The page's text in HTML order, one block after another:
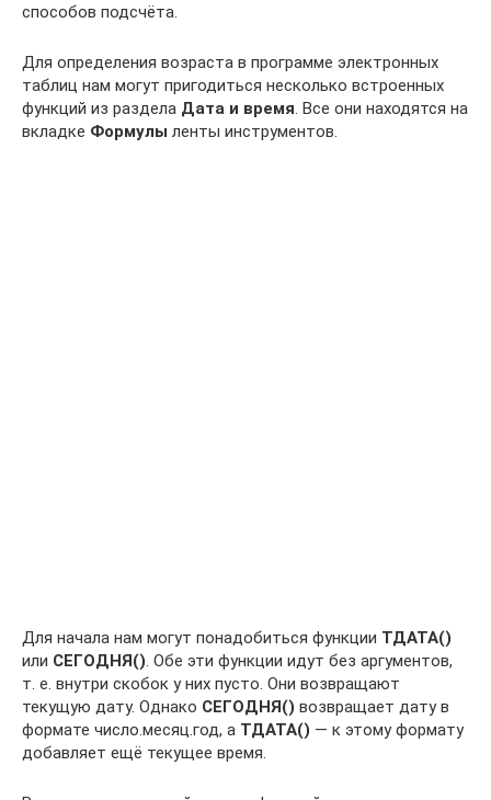
способов подсчёта.
Для определения возраста в программе электронных
таблиц нам могут пригодиться несколько встроенных
функций из раздела Дата и время. Все они находятся на
вкладке Формулы ленты инструментов.
Для начала нам могут понадобиться функции ТДАТА()
или СЕГОДНЯ(). Обе эти функции идут без аргументов,
т. е. внутри скобок у них пусто. Они возвращают
текущую дату. Однако СЕГОДНЯ() возвращает дату в
формате число.месяц.год, а ТДАТА() — к этому формату
добавляет ещё текущее время.